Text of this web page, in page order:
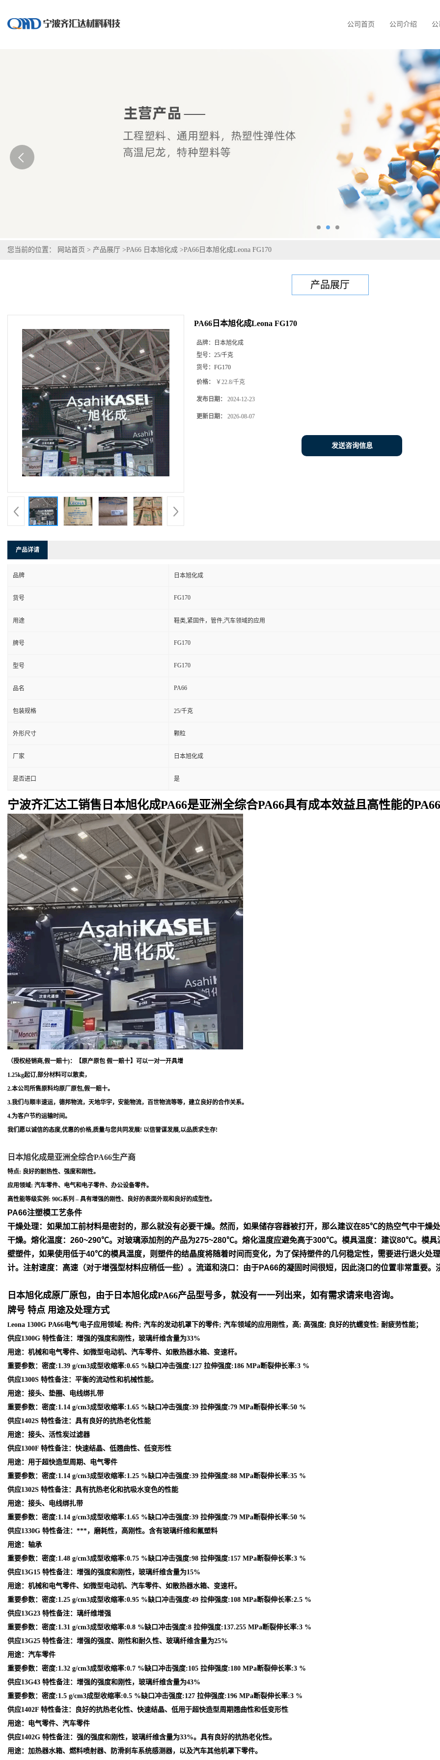
公司首页 公司介绍
您当前的位置： 网站首页 > 产品展厅 >PA66 日本旭化成 >PA66日本旭化成Leona FG170
产品展厅
PA66日本旭化成Leona FG170
品牌：
日本旭化成
型号： 25/千克
货号： FG170
价格： ￥22.8/千克
发布日期： 2024-12-23
更新日期： 2026-08-07
发送咨询信息
产品详请
品牌 日本旭化成
货号 FG170
用途 鞋类,紧固件，管件,汽车领域的应用
牌号 FG170
型号 FG170
品名 PA66
包装规格 25/千克
外形尺寸 颗粒
厂家 日本旭化成
是否进口 是
宁波齐汇达工销售日本旭化成PA66是亚洲全综合PA66具有成本效益且高性能的
（授权经销商,假一赔十)：【原产原包 假一赔十】可以一对一开具增
1.25kg起订,部分材料可以散卖，
2.本公司所售原料均原厂原包,假一赔十。
3.我们与顺丰速运，德邦物流，天地华宇，安能物流，百世物流等等，建立良好的合作关系。
4.为客户节约运输时间。
我们愿以诚信的态度,优惠的价格,质量与您共同发展! 以信誉谋发展,以品质求生存!
日本旭化成是亚洲全综合PA66生产商
特点: 良好的耐热性、强度和刚性。
应用领域: 汽车零件、电气和电子零件、办公设备零件。
高性能等级实例: 90G系列 – 具有增强的刚性、良好的表面外观和良好的成型性。
PA66注塑模工艺条件
干燥处理：如果加工前材料是密封的，那么就没有必要干燥。然而，如果储存容器被打开，那么建议在85℃的热空气中干燥处
干燥。 熔化温度：260~290℃。对玻璃添加剂的产品为275~280℃。熔化温度应避免高于300℃。模具温度：建议80℃。模具
壁塑件，如果使用低于40℃的模具温度，则塑件的结晶度将随着时间而变化，为了保持塑件的几何稳定性，需要进行退火处
计。 注射速度：高速（对于增强型材料应稍低一些）。流道和浇口：由于PA66的凝固时间很短，因此浇口的位置非常重要。
日本旭化成原厂原包，由于日本旭化成PA66产品型号多，就没有一一列出来，如有需求请来电咨询。
牌号 特点 用途及处理方式
Leona 1300G PA66电气/电子应用领域; 构件; 汽车的发动机罩下的零件; 汽车领域的应用刚性，高; 高强度; 良好的抗蠕变性; 耐疲劳性能；
供应1300G 特性备注：增强的强度和刚性，玻璃纤维含量为33%
用途：机械和电气零件、如微型电动机、汽车零件、如散热器水箱、变速杆。
重要参数：密度:1.39 g/cm3成型收缩率:0.65 %缺口冲击强度:127 拉伸强度:186 MPa断裂伸长率:3 %
供应1300S 特性备注：平衡的流动性和机械性能。
用途：接头、垫圈、电线绑扎带
重要参数：密度:1.14 g/cm3成型收缩率:1.65 %缺口冲击强度:39 拉伸强度:79 MPa断裂伸长率:50 %
供应1402S 特性备注：具有良好的抗热老化性能
用途：接头、活性炭过滤器
供应1300F 特性备注：快速结晶、低翘曲性、低变形性
用途：用于超快造型周期、电气零件
重要参数：密度:1.14 g/cm3成型收缩率:1.25 %缺口冲击强度:39 拉伸强度:88 MPa断裂伸长率:35 %
供应1302S 特性备注：具有抗热老化和抗吸水变色的性能
用途：接头、电线绑扎带
重要参数：密度:1.14 g/cm3成型收缩率:1.65 %缺口冲击强度:39 拉伸强度:79 MPa断裂伸长率:50 %
供应1330G 特性备注：***，磨耗性，高刚性。含有玻璃纤维和氟塑料
用途：轴承
重要参数：密度:1.48 g/cm3成型收缩率:0.75 %缺口冲击强度:98 拉伸强度:157 MPa断裂伸长率:3 %
供应13G15 特性备注：增强的强度和刚性，玻璃纤维含量为15%
用途：机械和电气零件、如微型电动机、汽车零件、如散热器水箱、变速杆。
重要参数：密度:1.25 g/cm3成型收缩率:0.95 %缺口冲击强度:49 拉伸强度:108 MPa断裂伸长率:2.5 %
供应13G23 特性备注：璃纤维增强
重要参数：密度:1.31 g/cm3成型收缩率:0.8 %缺口冲击强度:8 拉伸强度:137.255 MPa断裂伸长率:3 %
供应13G25 特性备注：增强的强度、刚性和耐久性、玻璃纤维含量为25%
用途：汽车零件
重要参数：密度:1.32 g/cm3成型收缩率:0.7 %缺口冲击强度:105 拉伸强度:180 MPa断裂伸长率:3 %
供应13G43 特性备注：增强的强度和刚性，玻璃纤维含量为43%
重要参数：密度:1.5 g/cm3成型收缩率:0.5 %缺口冲击强度:127 拉伸强度:196 MPa断裂伸长率:3 %
供应1402F 特性备注：良好的抗热老化性、快速结晶、低用于超快造型周期翘曲性和低变形性
用途：电气零件、汽车零件
供应1402G 特性备注：强的强度和刚性，玻璃纤维含量为33%。具有良好的抗热老化性。
用途：加热器水箱、燃料喷射器、防滑刹车系统感测器，以及汽车其他机罩下零件。